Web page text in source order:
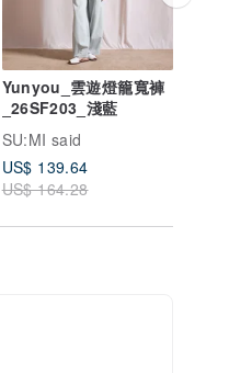
Yunyou_雲遊燈籠寬褲
_26SF203_淺藍
SU:MI said
US$ 139.64
US$ 164.28